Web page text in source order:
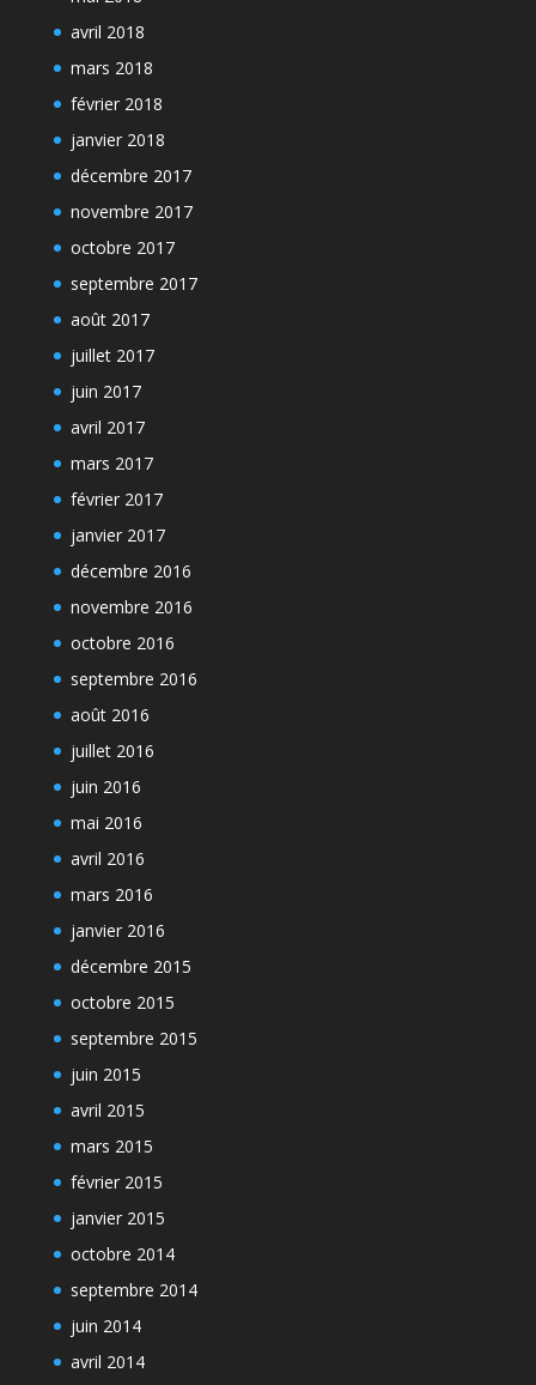
avril 2018
mars 2018
février 2018
janvier 2018
décembre 2017
novembre 2017
octobre 2017
septembre 2017
août 2017
juillet 2017
juin 2017
avril 2017
mars 2017
février 2017
janvier 2017
décembre 2016
novembre 2016
octobre 2016
septembre 2016
août 2016
juillet 2016
juin 2016
mai 2016
avril 2016
mars 2016
janvier 2016
décembre 2015
octobre 2015
septembre 2015
juin 2015
avril 2015
mars 2015
février 2015
janvier 2015
octobre 2014
septembre 2014
juin 2014
avril 2014